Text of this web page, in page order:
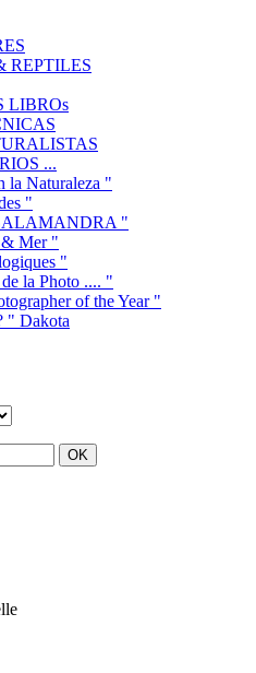
REPTILES
LIBROs
...
la Naturaleza "
"
"
& Mer "
"
la Photo .... "
of the Year "
" Dakota